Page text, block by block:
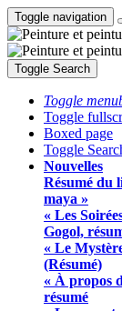
Toggle navigation
Toggle Search
Toggle
Toggle
Boxed page
Toggle
Nouvelles
Résumé du
maya »
« Les
Gogol,
« Le
(Résumé)
« À propos
résumé